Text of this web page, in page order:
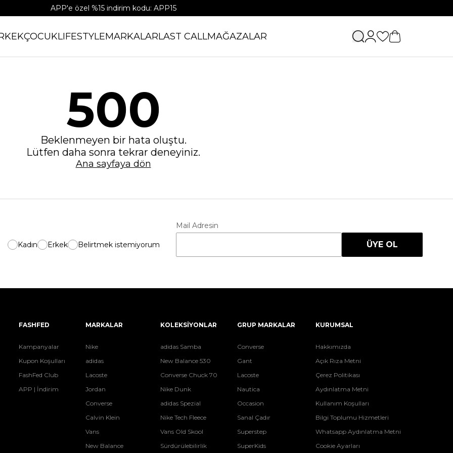
APP'e özel %15 indirim kodu: APP15
ÇOCUKLIFESTYLEMARKALARLAST CALLMAĞAZALAR
500
Beklenmeyen bir hata oluştu.
Lütfen daha sonra tekrar deneyiniz.
Ana sayfaya dön
Kadın Erkek Belirtmek istemiyorum
Mail Adresin
ÜYE OL
FASHFED
Kampanyalar
Kupon Koşulları
FashFed Club
APP | İndirim
MARKALAR
Nike
adidas
Lacoste
Jordan
Converse
Calvin Klein
Vans
New Balance
KOLEKSİYONLAR
adidas Samba
New Balance 530
Converse Chuck 70
Nike Dunk
adidas Spezial
Nike Tech Fleece
Vans Old Skool
Sürdürülebilirlik
GRUP MARKALAR
Converse
Gant
Lacoste
Nautica
Occasion
Sanal Çadır
Superstep
SuperKids
KURUMSAL
Hakkımızda
Açık Rıza Metni
Çerez Politikası
Aydınlatma Metni
Kullanım Koşulları
Bilgi Toplumu Hizmetleri
Whatsapp Aydınlatma Metni
Cookie Ayarları